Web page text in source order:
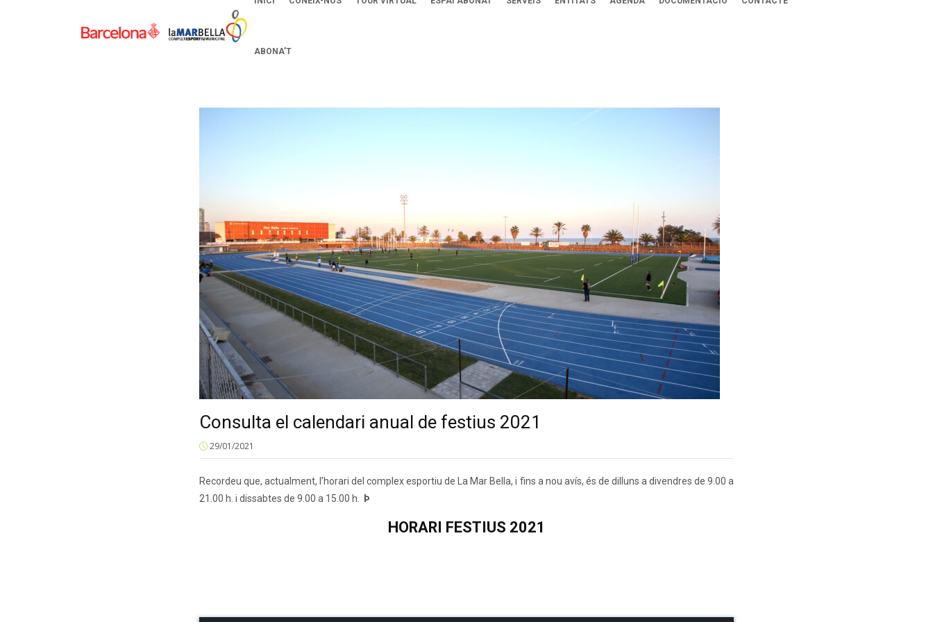
ABONA’T
Consulta el calendari anual de festius 2021
29/01/2021
Recordeu que, actualment, l’horari del complex esportiu de La Mar Bella, i fins a nou avís, és de dilluns a divendres de 9.00 a
21.00 h. i dissabtes de 9.00 a 15.00 h.
Þ
HORARI FESTIUS 2021